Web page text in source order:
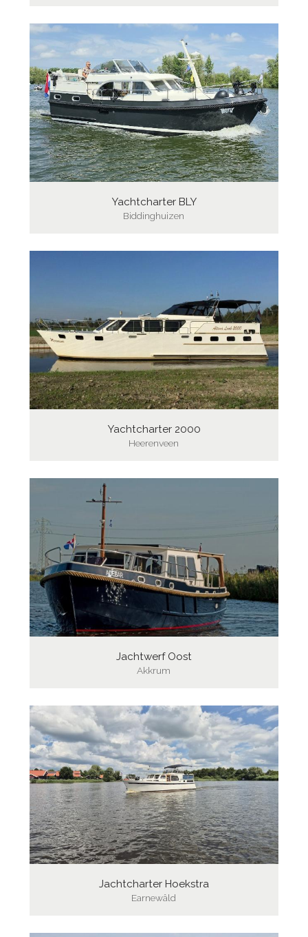
Yachtcharter BLY
Biddinghuizen
Yachtcharter 2000
Heerenveen
Jachtwerf Oost
Akkrum
Jachtcharter Hoekstra
Earnewâld